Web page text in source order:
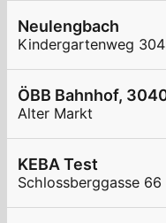
Neulengbach
Kindergartenweg 304
ÖBB Bahnhof,
Alter Markt
KEBA Test
Schlossberggasse 66